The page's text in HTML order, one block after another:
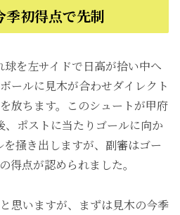
季初得点で先制
を左サイドで日高が拾い中へ
ールに見木が合わせダイレクト
放ちます。このシュートが甲府
ポストに当たりゴールに向か
掻き出しますが、副審はゴー
得点が認められました。
思いますが、まずは見木の今季